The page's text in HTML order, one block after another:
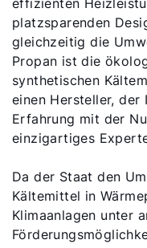
platzsparenden
gleichzeitig die
Propan ist die
synthetischen
einen Hersteller, der
Erfahrung mit der
einzigartiges
Da der Staat den
Kältemittel in
Klimaanlagen unter